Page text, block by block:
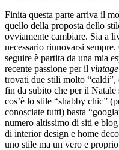
Finita questa parte arriva il
quello della proposta dello
ovviamente cambiare. Sia a
necessario rinnovarsi
seguire è partita da una mia
recente passione per il vintage
trovati due stili molto “caldi”,
fin da subito che per il Natale
cos’è lo stile “shabby chic”
conosciate tutti) basta
numero altissimo di siti e
di interior design e home
uno stile ma un vero e